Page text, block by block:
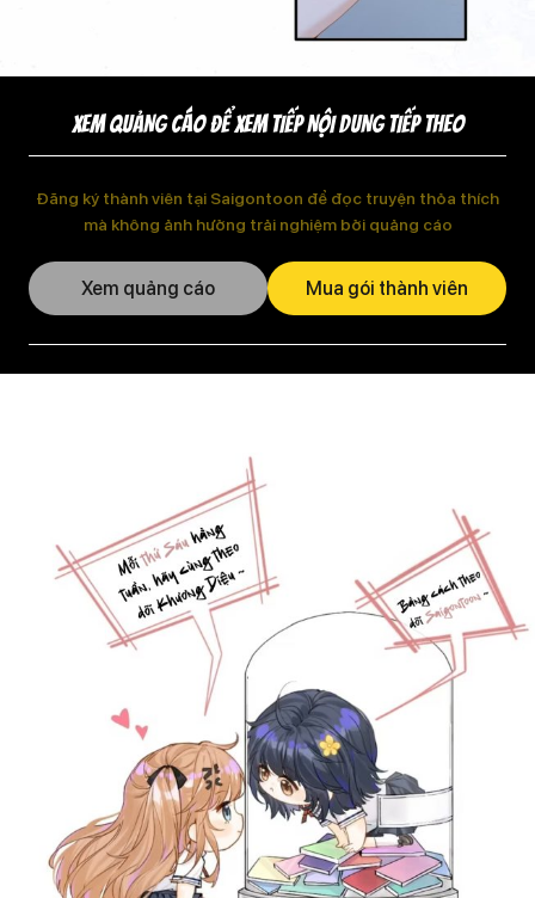
XEM QUẢNG CÁO ĐỂ XEM TIẾP NỘI DUNG TIẾP THEO
Đăng ký thành viên tại Saigontoon để đọc truyện thỏa thích
mà không ảnh hưởng trải nghiệm bởi quảng cáo
Xem quảng cáo Mua gói thành viên